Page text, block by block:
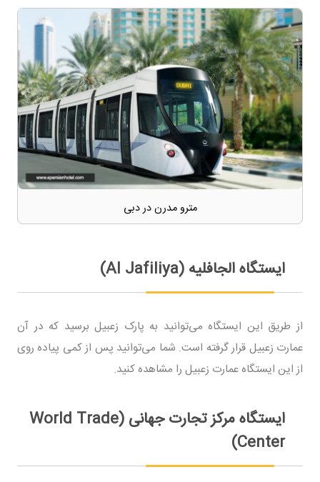
مترو مدرن در دبی
ایستگاه الجافلیه (Al Jafiliya)
از طریق این ایستگاه می‌توانید به پارک زعبیل برسید که در آن
عمارت زعبیل قرار گرفته است. شما می‌توانید پس از کمی پیاده روی
از این ایستگاه عمارت زعبیل را مشاهده کنید.
ایستگاه مرکز تجارت جهانی (World Trade
Center)